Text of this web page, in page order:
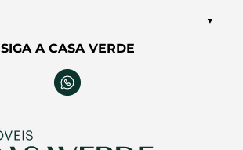
SIGA A CASA VERDE